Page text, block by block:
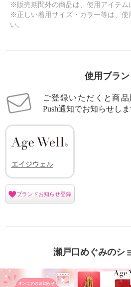
※販売期間外の商品は、使用アイテム
※正しい着用サイズ・カラー等は、使
い。
使用ブラン
ご登録いただくと商
Push通知でお知らせしま
エイジウェル
ブランドお知らせ登録
瀬戸口めぐみのシ